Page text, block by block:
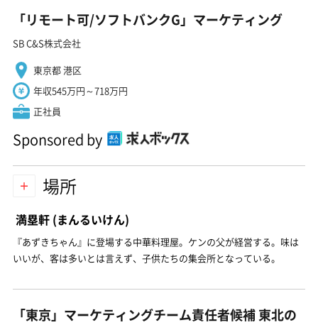
「リモート可/ソフトバンクG」マーケティング
SB C&S株式会社
東京都 港区
年収545万円～718万円
正社員
Sponsored by
場所
満塁軒 (まんるいけん)
『あずきちゃん』に登場する中華料理屋。ケンの父が経営する。味は
いいが、客は多いとは言えず、子供たちの集会所となっている。
「東京」マーケティングチーム責任者候補 東北の